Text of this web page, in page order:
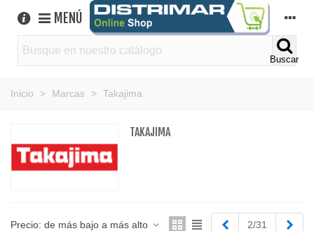
MENÚ
Buscar
Inicio > Marcas > Takajima
TAKAJIMA
Precio: de más bajo a más alto Anterior
2/31